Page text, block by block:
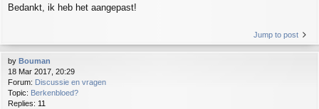
Bedankt, ik heb het aangepast!
Jump to post
by Bouman
18 Mar 2017, 20:29
Forum: Discussie en vragen
Topic: Berkenbloed?
Replies: 11